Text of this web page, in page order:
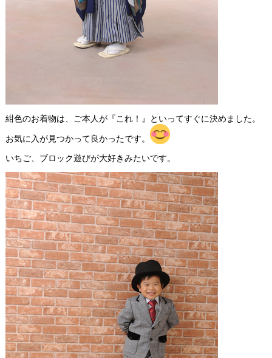
紺色のお着物は、ご本人が『これ！』といってすぐに決めました。
お気に入が見つかって良かったです。
いちご、ブロック遊びが大好きみたいです。